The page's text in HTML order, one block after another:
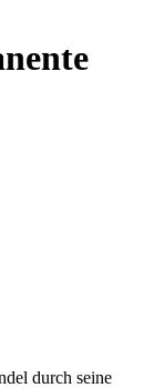
durch seine